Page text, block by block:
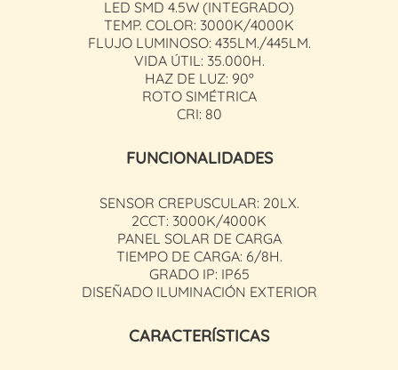
LED SMD 4.5W (INTEGRADO)
TEMP. COLOR: 3000K/4000K
FLUJO LUMINOSO: 435LM./445LM.
VIDA ÚTIL: 35.000H.
HAZ DE LUZ: 90º
ROTO SIMÉTRICA
CRI: 80
FUNCIONALIDADES
SENSOR CREPUSCULAR: 20LX.
2CCT: 3000K/4000K
PANEL SOLAR DE CARGA
TIEMPO DE CARGA: 6/8H.
GRADO IP: IP65
DISEÑADO ILUMINACIÓN EXTERIOR
CARACTERÍSTICAS